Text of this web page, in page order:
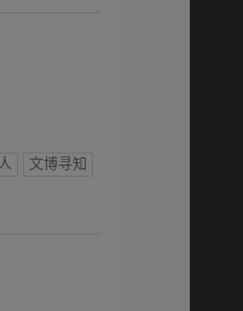
文博寻知